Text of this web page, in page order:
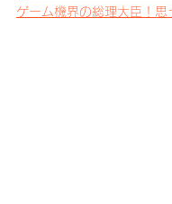
ゲーム機界の総理大臣！思